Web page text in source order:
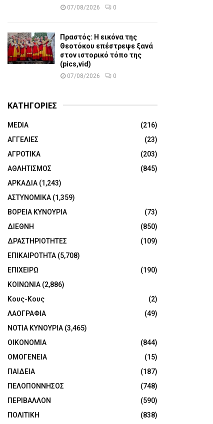
07/08/2026 0
Πραστός: Η εικόνα της
Θεοτόκου επέστρεψε ξανά
στον ιστορικό τόπο της
(pics,vid)
07/08/2026 0
ΚΑΤΗΓΟΡΙΕΣ
MEDIA
(216)
ΑΓΓΕΛΙΕΣ
(23)
ΑΓΡΟΤΙΚΑ
(203)
ΑΘΛΗΤΙΣΜΟΣ
(845)
ΑΡΚΑΔΙΑ (1,243)
ΑΣΤΥΝΟΜΙΚΑ (1,359)
ΒΟΡΕΙΑ ΚΥΝΟΥΡΙΑ
(73)
ΔΙΕΘΝΗ
(850)
ΔΡΑΣΤΗΡΙΟΤΗΤΕΣ
(109)
ΕΠΙΚΑΙΡΟΤΗΤΑ (5,708)
ΕΠΙΧΕΙΡΩ
(190)
ΚΟΙΝΩΝΙΑ (2,886)
Κους-Κους
(2)
ΛΑΟΓΡΑΦΙΑ
(49)
ΝΟΤΙΑ ΚΥΝΟΥΡΙΑ (3,465)
ΟΙΚΟΝΟΜΙΑ
(844)
ΟΜΟΓΕΝΕΙΑ
(15)
ΠΑΙΔΕΙΑ
(187)
ΠΕΛΟΠΟΝΝΗΣΟΣ
(748)
ΠΕΡΙΒΑΛΛΟΝ
(590)
ΠΟΛΙΤΙΚΗ
(838)